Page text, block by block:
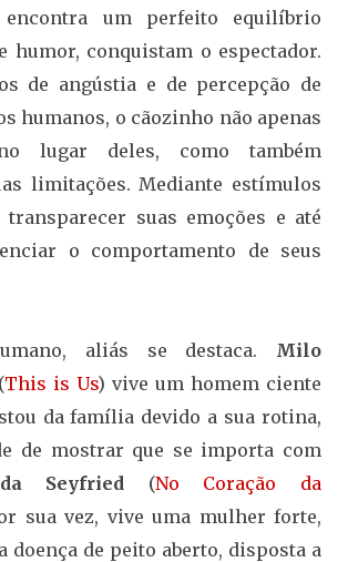
um perfeito equilíbrio
humor, conquistam o espectador.
de angústia e de percepção de
humanos, o cãozinho não apenas
lugar deles, como também
limitações. Mediante estímulos
transparecer suas emoções e até
o comportamento de seus
aliás se destaca. Milo
(This is Us) vive um homem ciente
da família devido a sua rotina,
de mostrar que se importa com
Seyfried (No Coração da
sua vez, vive uma mulher forte,
doença de peito aberto, disposta a